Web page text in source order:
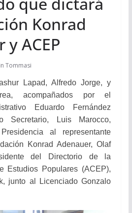
Konrad
ACEP
Tommasi
Lapad,Alfredo Jorge, y
acompañados por el
Eduardo Fernández
Luis Marocco,
al representante
Konrad Adenauer, Olaf
del Directorio de la
Estudios Populares (ACEP),
junto al Licenciado Gonzalo